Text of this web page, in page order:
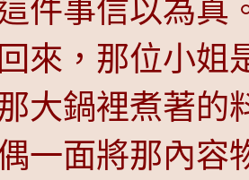
件事信以為真
回來，那位小
大鍋裡煮著的
一面將那內容